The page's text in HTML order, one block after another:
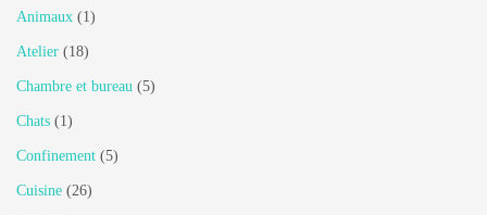
Animaux (1)
Atelier (18)
Chambre et bureau (5)
Chats (1)
Confinement (5)
Cuisine (26)